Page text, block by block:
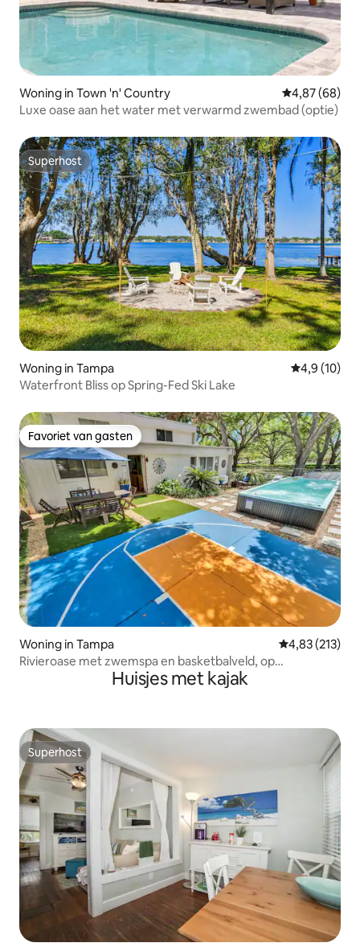
Woning in Town 'n' Country Gemiddelde
4,87 (68)
Luxe oase aan het water met verwarmd zwembad (optie)
Superhost
Superhost
Woning in Tampa
4,9 (10)
Waterfront Bliss op Spring-Fed Ski Lake
Favoriet van gasten
Favoriet van gasten
Woning in Tampa Gemiddelde
4,83 (213)
Rivieroase met zwemspa en basketbalveld, op
wandelafstand van de dierentuin
Huisjes met kajak
Superhost
Superhost